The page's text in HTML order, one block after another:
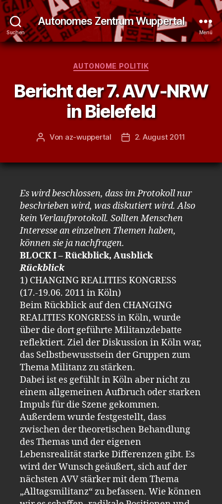
Suchen
Autonomes Zentrum Wuppertal
Menü
Kategorien
AUTONOME POLITIK
Bericht der 7. AVV-NRW
in Bielefeld
Beitragsautor
Von az-wuppertal Veröffentlichungsdatum
2. August 2011
Es wird beschlossen, dass im Protokoll nur
beschrieben wird, was diskutiert wird. Also
kein Verlaufprotokoll. Sollten Menschen
Interesse an einzelnen Themen haben,
können sie ja nachfragen.
BLOCK I – Rückblick, Ausblick
Rückblick
1) CHANGING REALITIES KONGRESS
(17.-19.06. 2011 in Köln)
Beim Rückblick auf den CHANGING
REALITIES KONGRESS in Köln, wurde
über die dort geführte Militanzdebatte
reflektiert. Ziel der Diskussion in Köln war,
das Selbstbewusstsein der Gruppen zum
Thema Militanz zu stärken.
Dabei ist es gefühlt in Köln aber nicht zu
einem allgemeinen Aufbruch oder starken
Impuls für die Szene gekommen.
Außerdem wurde festgestellt, dass
zwischen der theoretischen Behandlung
des Themas und der eigenen
Lebensrealität starke Differenzen gibt. Es
wird der Wunsch geäußert, sich auf der
nächsten AVV stärker mit dem Thema
„Alltagsmilitanz“ zu befassen. Wie können